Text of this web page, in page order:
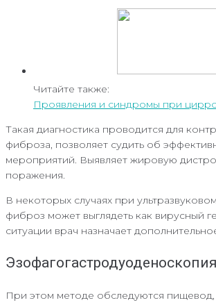
Читайте также:
Проявления и синдромы при
Такая диагностика проводится для
фиброза, позволяет судить об
мероприятий. Выявляет жировую
поражения.
В некоторых случаях при
фиброз может выглядеть как вирусный
ситуации врач назначает
При этом методе обследуются пищевод,